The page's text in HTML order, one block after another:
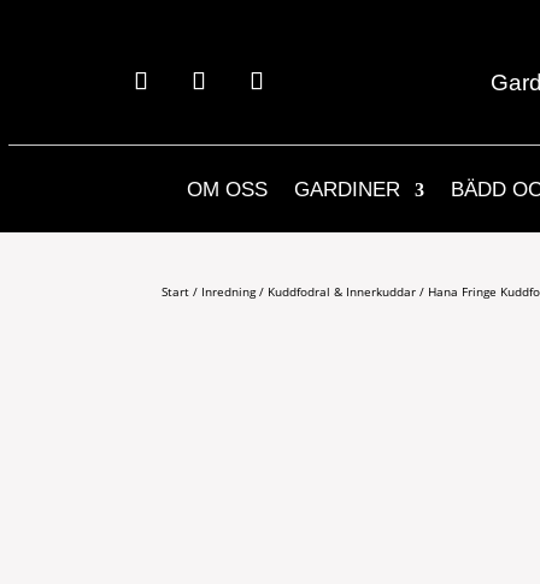
OM OSS GARDINER BÄDD
Start / Inredning/ Kuddfodral & Innerkuddar / Hana Fringe